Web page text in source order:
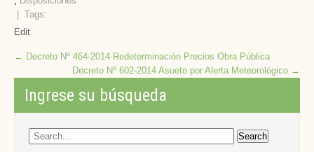
| Tags:
Edit
Post
navigation
← Decreto Nº 464-2014 Redeterminación Precios Obra Pública
Decreto Nº 602-2014 Asueto por Alerta Meteorológico →
Ingrese su búsqueda